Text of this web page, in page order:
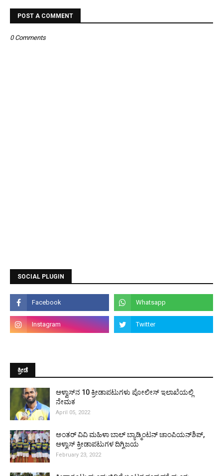
POST A COMMENT
0 Comments
SOCIAL PLUGIN
ಕ್ರೀಡೆ
ಆಳ್ವಾಸ್‌ನ 10 ಕ್ರೀಡಾಪಟುಗಳು ಪೋಲೀಸ್ ಇಲಾಖೆಯಲ್ಲಿ
ನೇಮಕ
April 05, 2022
ಅಂತರ್ ವಿವಿ ಮಹಿಳಾ ಬಾಲ್ ಬ್ಯಾಡ್ಮಿಂಟನ್ ಚಾಂಪಿಯನ್‌ಶಿಪ್,
ಆಳ್ವಾಸ್ ಕ್ರೀಡಾಪಟುಗಳ ದಿಗ್ವಿಜಯ
February 23, 2022